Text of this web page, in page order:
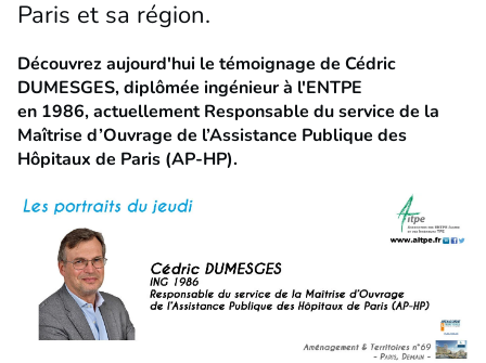
Paris et sa région.
Découvrez aujourd'hui le témoignage de Cédric
DUMESGES, diplômée ingénieur à l'ENTPE
en 1986, actuellement Responsable du service de la
Maîtrise d’Ouvrage de l’Assistance Publique des
Hôpitaux de Paris (AP-HP).